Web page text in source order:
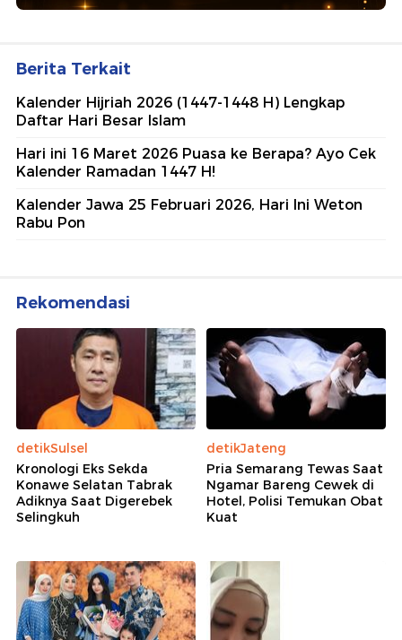
Berita Terkait
Kalender Hijriah 2026 (1447-1448 H) Lengkap
Daftar Hari Besar Islam
Hari ini 16 Maret 2026 Puasa ke Berapa? Ayo Cek
Kalender Ramadan 1447 H!
Kalender Jawa 25 Februari 2026, Hari Ini Weton
Rabu Pon
Rekomendasi
detikSulsel
Kronologi Eks Sekda
Konawe Selatan Tabrak
Adiknya Saat Digerebek
Selingkuh
detikJateng
Pria Semarang Tewas Saat
Ngamar Bareng Cewek di
Hotel, Polisi Temukan Obat
Kuat